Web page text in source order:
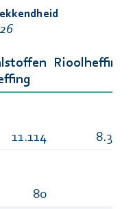
Rioolheffing
11.114
8.391
80